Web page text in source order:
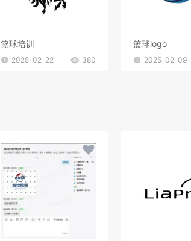
篮球培训
2025-02-22 380
篮球logo
2025-02-09